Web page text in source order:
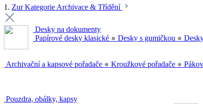
1. Zur Kategorie Archivace & Třídění
Desky na dokumenty
Papírové desky klasické ● Desky s gumičkou ●
Archivační a kapsové pořadače ● Kroužkové pořadače ●
Pouzdra, obálky, kapsy